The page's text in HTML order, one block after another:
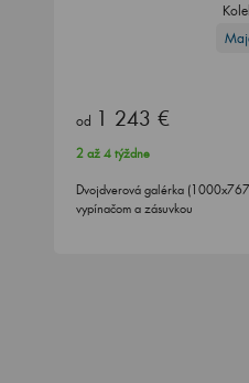
od 1 243 €
2 až 4 týždne
Dvojdverová galérka
vypínačom a zásuvkou